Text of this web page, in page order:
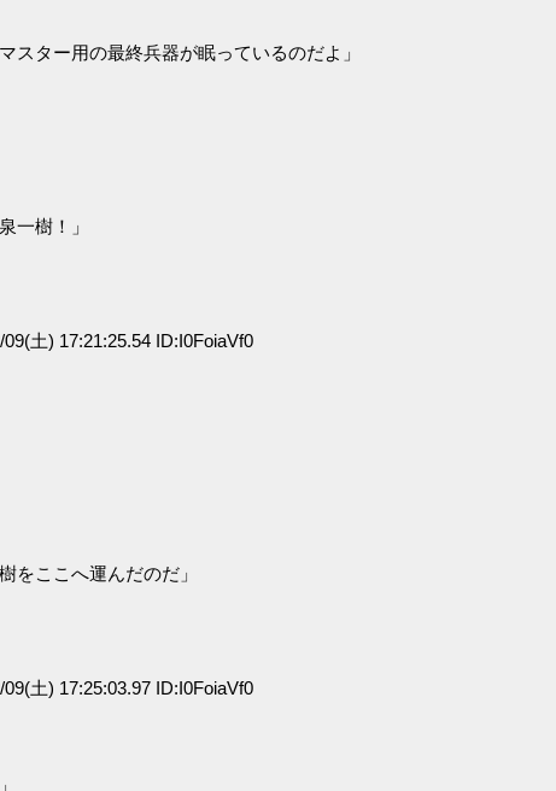
ター用の最終兵器が眠っているのだよ」
一樹！」
土) 17:21:25.54 ID:I0FoiaVf0
をここへ運んだのだ」
土) 17:25:03.97 ID:I0FoiaVf0